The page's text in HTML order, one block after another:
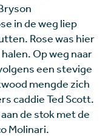
in de weg liep
Rose was hier
Op weg naar
een stevige
mengde zich
caddie Ted Scott.
de stok met de
Molinari.